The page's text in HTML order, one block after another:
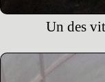
Un des